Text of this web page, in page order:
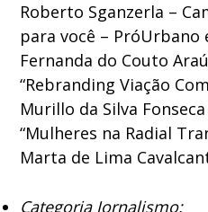
Roberto Sganzerla –
para você – PróUrbano
Fernanda do Couto
“Rebranding Viação
Murillo da Silva
“Mulheres na Radial
Marta de Lima
Categoria Jornalismo: